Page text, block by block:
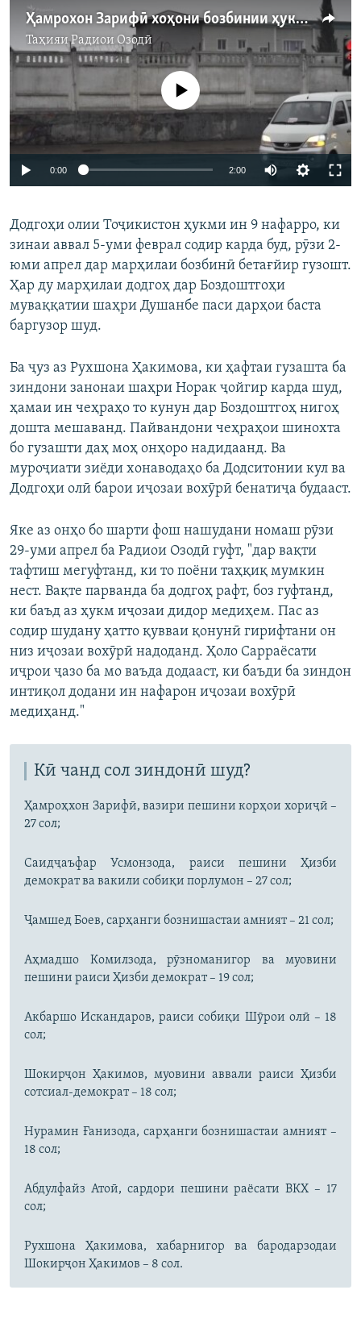
Ҳамрохон Зарифӣ хоҳони бозбинии ҳукм шудааст
ТаҳияиРадиои Озодӣ
Auto 240p 360p 480p
720p 1080p
Феълан кор намекунад
0:00 2:00
360p
480p
1080p
Додгоҳи олии Тоҷикистон ҳукми ин 9 нафарро, ки
зинаи аввал 5-уми феврал содир карда буд, рӯзи 2-
юми апрел дар марҳилаи бозбинӣ бетағйир гузошт.
Ҳар ду марҳилаи додгоҳ дар Боздоштгоҳи
муваққатии шаҳри Душанбе паси дарҳои баста
баргузор шуд.
Ба ҷуз аз Рухшона Ҳакимова, ки ҳафтаи гузашта ба
зиндони занонаи шаҳри Норак ҷойгир карда шуд,
ҳамаи ин чеҳраҳо то кунун дар Боздоштгоҳ нигоҳ
дошта мешаванд. Пайвандони чеҳраҳои шинохта
бо гузашти даҳ моҳ онҳоро надидаанд. Ва
муроҷиати зиёди хонаводаҳо ба Додситонии кул ва
Додгоҳи олӣ барои иҷозаи вохӯрӣ бенатиҷа будааст.
Яке аз онҳо бо шарти фош нашудани номаш рӯзи
29-уми апрел ба Радиои Озодӣ гуфт, "дар вақти
тафтиш мегуфтанд, ки то поёни таҳқиқ мумкин
нест. Вақте парванда ба додгоҳ рафт, боз гуфтанд,
ки баъд аз ҳукм иҷозаи дидор медиҳем. Пас аз
содир шудану ҳатто қувваи қонунӣ гирифтани он
низ иҷозаи вохӯрӣ надоданд. Ҳоло Сарраёсати
иҷрои ҷазо ба мо ваъда додааст, ки баъди ба зиндон
интиқол додани ин нафарон иҷозаи вохӯрӣ
медиҳанд."
Кӣ чанд сол зиндонӣ шуд?
Ҳамроҳхон Зарифӣ, вазири пешини корҳои хориҷӣ –
27 сол;
Саидҷаъфар Усмонзода, раиси пешини Ҳизби
демократ ва вакили собиқи порлумон – 27 сол;
Ҷамшед Боев, сарҳанги бознишастаи амният – 21 сол;
Аҳмадшо Комилзода, рӯзноманигор ва муовини
пешини раиси Ҳизби демократ – 19 сол;
Акбаршо Искандаров, раиси собиқи Шӯрои олӣ – 18
сол;
Шокирҷон Ҳакимов, муовини аввали раиси Ҳизби
сотсиал-демократ – 18 сол;
Нурамин Ғанизода, сарҳанги бознишастаи амният –
18 сол;
Абдулфайз Атоӣ, сардори пешини раёсати ВКХ – 17
сол;
Рухшона Ҳакимова, хабарнигор ва бародарзодаи
Шокирҷон Ҳакимов – 8 сол.